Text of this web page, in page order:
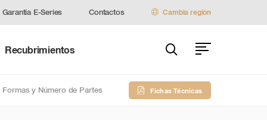
Garantía E-Series Contactos Cambia región
Recubrimientos
Formas y Número de Partes Fichas Técnicas